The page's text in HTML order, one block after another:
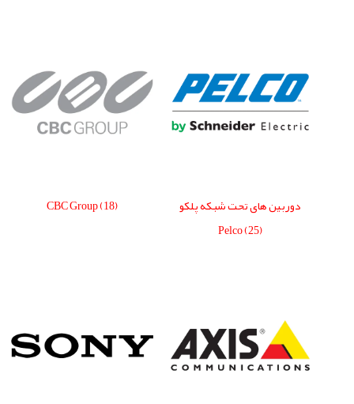
دوربین های تحت شبکه پلکو
Pelco(25)
CBC Group(18)